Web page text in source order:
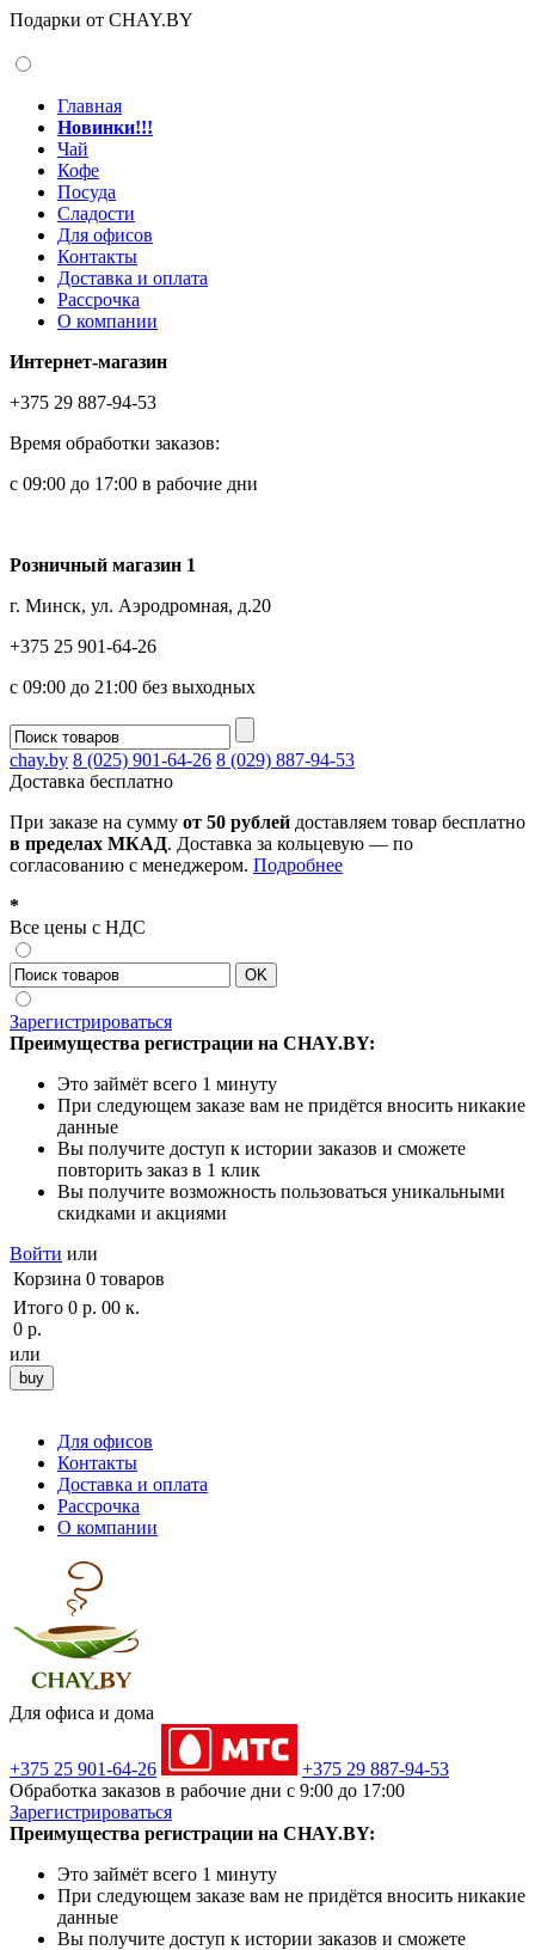
Подарки от CHAY.BY
Главная
Новинки!!!
Чай
Кофе
Посуда
Сладости
Для офисов
Контакты
Доставка и оплата
Рассрочка
О компании
Интернет-магазин
+375 29 887-94-53
Время обработки заказов:
с 09:00 до 17:00 в рабочие дни
Розничный магазин 1
г. Минск, ул. Аэродромная, д.20
+375 25 901-64-26
с 09:00 до 21:00 без выходных
chay.by 8 (025) 901-64-26 8 (029) 887-94-53
Доставка бесплатно
При заказе на сумму от 50 рублей доставляем товар бесплатно
в пределах МКАД. Доставка за кольцевую — по
согласованию с менеджером. Подробнее
*
Все цены с НДС
Зарегистрироваться
Преимущества регистрации на CHAY.BY:
Это займёт всего 1 минуту
При следующем заказе вам не придётся вносить никакие
данные
Вы получите доступ к истории заказов и сможете
повторить заказ в 1 клик
Вы получите возможность пользоваться уникальными
скидками и акциями
Войти или
Корзина 0 товаров
Итого 0 р. 00 к.
0 р.
или
Для офисов
Контакты
Доставка и оплата
Рассрочка
О компании
Для офиса и дома
+375 25 901-64-26
+375 29 887-94-53
Обработка заказов в рабочие дни с 9:00 до 17:00
Зарегистрироваться
Преимущества регистрации на CHAY.BY:
Это займёт всего 1 минуту
При следующем заказе вам не придётся вносить никакие
данные
Вы получите доступ к истории заказов и сможете